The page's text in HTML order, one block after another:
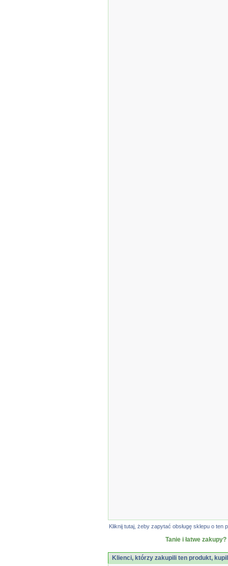
Kliknij tutaj, żeby zapytać obsługę sklepu o
Tanie i łatwe
Klienci, którzy zakupili ten produkt,